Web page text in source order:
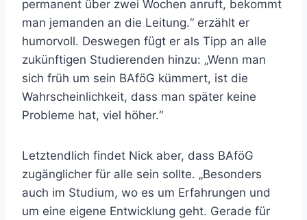
permanent über zwei Wochen anruft, bekommt
man jemanden an die Leitung.“ erzählt er
humorvoll. Deswegen fügt er als Tipp an alle
zukünftigen Studierenden hinzu: „Wenn man
sich früh um sein BAföG kümmert, ist die
Wahrscheinlichkeit, dass man später keine
Probleme hat, viel höher.“
Letztendlich findet Nick aber, dass BAföG
zugänglicher für alle sein sollte. „Besonders
auch im Studium, wo es um Erfahrungen und
um eine eigene Entwicklung geht. Gerade für